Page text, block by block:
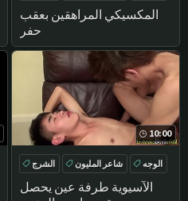
المكسيكي المراهقين بعقب
حفر
في سن المراهقة
10:00
الآسيوية طرفة عين يحصل
الشرج شاعر المليون
الوجه